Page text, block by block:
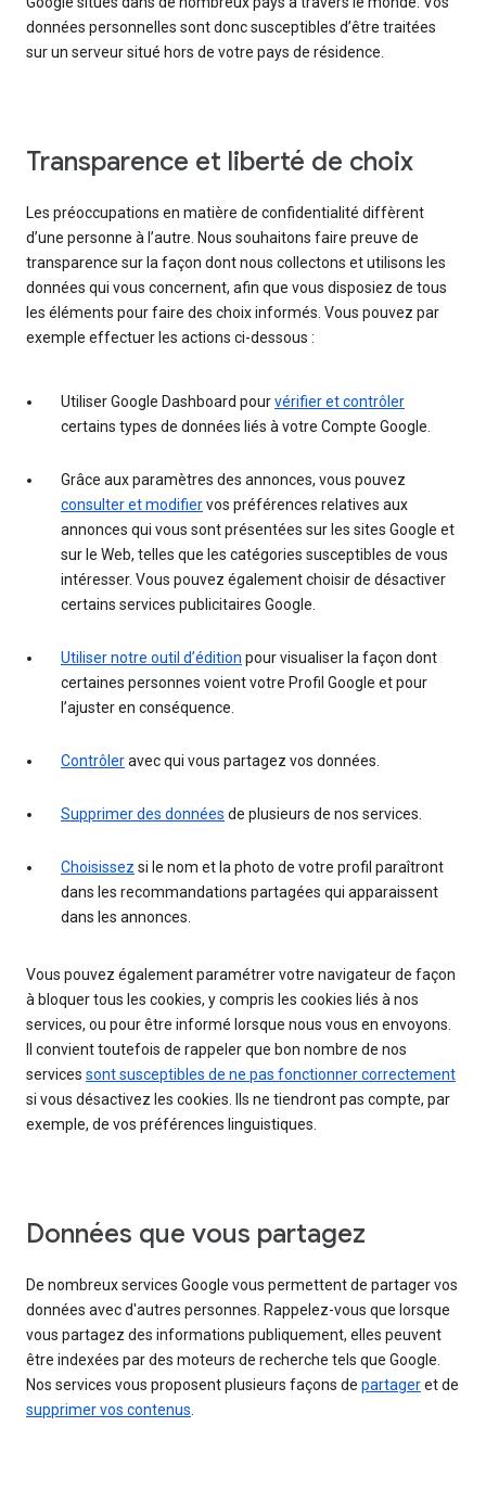
données personnelles sont donc susceptibles d’être traitées
sur un serveur situé hors de votre pays de résidence.
Transparence et liberté de choix
Les préoccupations en matière de confidentialité diffèrent
d’une personne à l’autre. Nous souhaitons faire preuve de
transparence sur la façon dont nous collectons et utilisons les
données qui vous concernent, afin que vous disposiez de tous
les éléments pour faire des choix informés. Vous pouvez par
exemple effectuer les actions ci-dessous :
Utiliser Google Dashboard pourvérifier et contrôler
certains types de données liés à votre Compte Google.
Grâce aux paramètres des annonces, vous pouvez
consulter et modifiervos préférences relatives aux
annonces qui vous sont présentées sur les sites Google et
sur le Web, telles que les catégories susceptibles de vous
intéresser. Vous pouvez également choisir de désactiver
certains services publicitaires Google.
Utiliser notre outil d’édition pour visualiser la façon dont
certaines personnes voient votre Profil Google et pour
l’ajuster en conséquence.
Contrôleravec qui vous partagez vos données.
Supprimer des données de plusieurs de nos services.
Choisissez si le nom et la photo de votre profil paraîtront
dans les recommandations partagées qui apparaissent
dans les annonces.
Vous pouvez également paramétrer votre navigateur de façon
à bloquer tous les cookies, y compris les cookies liés à nos
services, ou pour être informé lorsque nous vous en envoyons.
Il convient toutefois de rappeler que bon nombre de nos
services sont susceptibles de ne pas fonctionner correctement
si vous désactivez les cookies. Ils ne tiendront pas compte, par
exemple, de vos préférences linguistiques.
Données que vous partagez
De nombreux services Google vous permettent de partager vos
données avec d'autres personnes. Rappelez-vous que lorsque
vous partagez des informations publiquement, elles peuvent
être indexées par des moteurs de recherche tels que Google.
Nos services vous proposent plusieurs façons de partageret de
supprimer vos contenus.